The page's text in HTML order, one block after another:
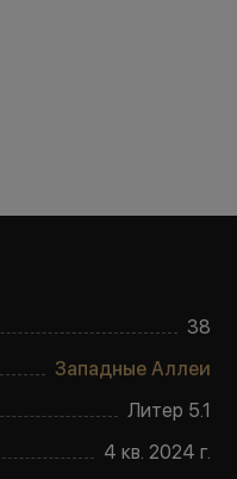
38
Западные Аллеи
Литер 5.1
4 кв. 2024 г.